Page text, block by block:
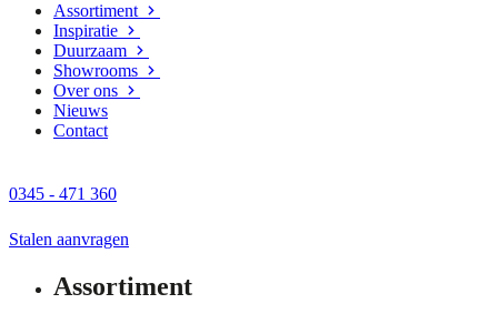
Assortiment
Inspiratie
Duurzaam
Showrooms
Over ons
Nieuws
Contact
0345 - 471 360
Stalen aanvragen
Assortiment